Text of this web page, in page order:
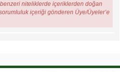
niteliklerde içeriklerden doğan
içeriği gönderen Üye/Üyeler’e